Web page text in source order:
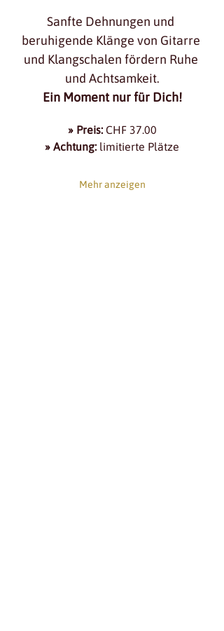
Sanfte Dehnungen und
beruhigende Klänge von Gitarre
und Klangschalen fördern Ruhe
und Achtsamkeit.
Ein Moment nur für Dich!
» Preis: CHF 37.00
» Achtung: limitierte Plätze
Mehr anzeigen